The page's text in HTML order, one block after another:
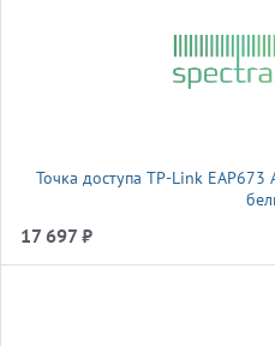
Точка доступа TP-Link
17 697 ₽